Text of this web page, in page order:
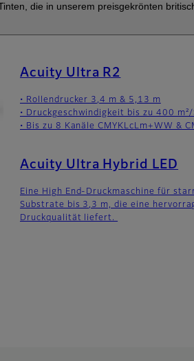
die in unserem preisgekrönten
Acuity Ultra R2
• Rollendrucker 3,4 m & 5,13 m
• Druckgeschwindigkeit bis zu 400 m²/
• Bis zu 8 Kanäle CMYKLcLm+WW &
Acuity Ultra Hybrid LED
Eine High End-Druckmaschine für
Substrate bis 3,3 m, die eine
Druckqualität liefert.